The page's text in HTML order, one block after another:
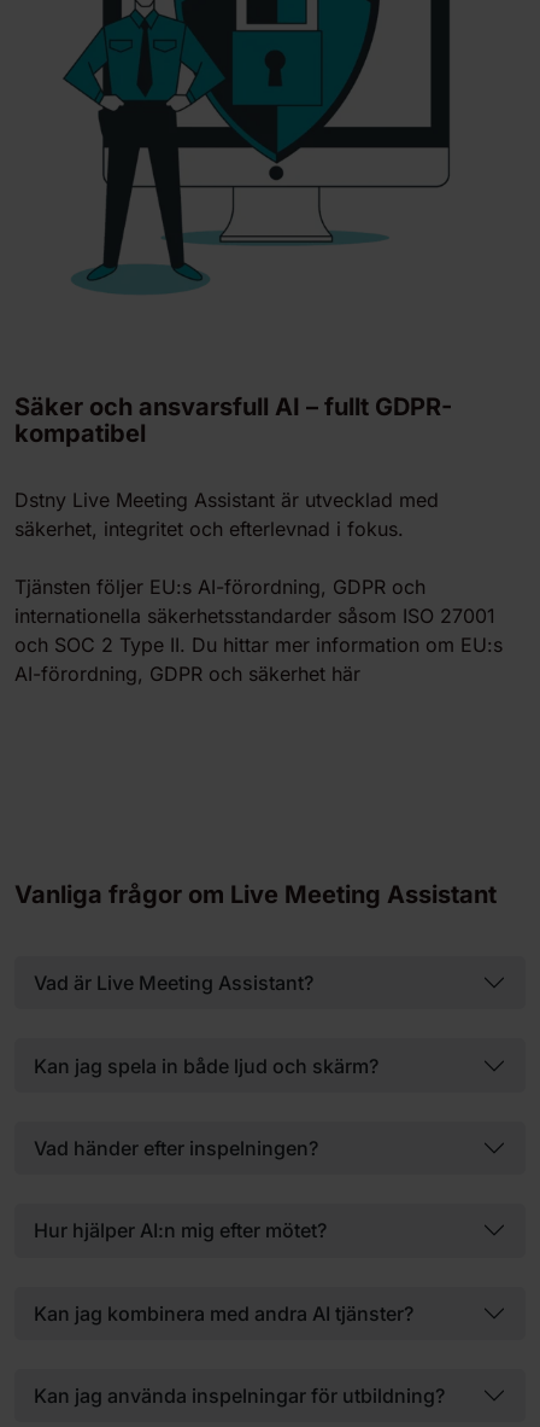
Säker och ansvarsfull AI – fullt GDPR-
kompatibel
Dstny Live Meeting Assistant är utvecklad med
säkerhet, integritet och efterlevnad i fokus.
Tjänsten följer EU:s AI-förordning, GDPR och
internationella säkerhetsstandarder såsom ISO 27001
och SOC 2 Type II. Du hittar mer information om EU:s
AI-förordning, GDPR och säkerhet här
Vanliga frågor om Live Meeting Assistant
Vad är Live Meeting Assistant?
Kan jag spela in både ljud och skärm?
Vad händer efter inspelningen?
Hur hjälper AI:n mig efter mötet?
Kan jag kombinera med andra AI tjänster?
Kan jag använda inspelningar för utbildning?